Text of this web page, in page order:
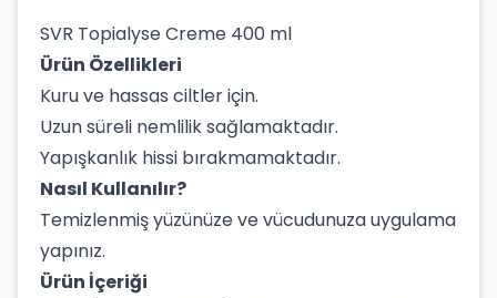
SVR Topialyse Creme 400 ml
Ürün Özellikleri
Kuru ve hassas ciltler için.
Uzun süreli nemlilik sağlamaktadır.
Yapışkanlık hissi bırakmamaktadır.
Nasıl Kullanılır?
Temizlenmiş yüzünüze ve vücudunuza uygulama
yapınız.
Ürün İçeriği